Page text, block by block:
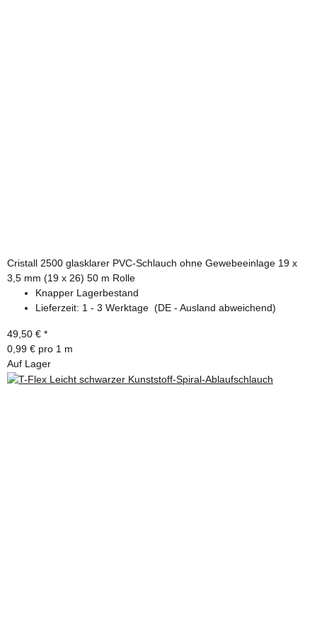
Cristall 2500 glasklarer PVC-Schlauch ohne Gewebeeinlage 19 x
3,5 mm (19 x 26) 50 m Rolle
Knapper Lagerbestand
Lieferzeit: 1 - 3 Werktage (DE - Ausland abweichend)
49,50 € *
0,99 € pro 1 m
Auf Lager